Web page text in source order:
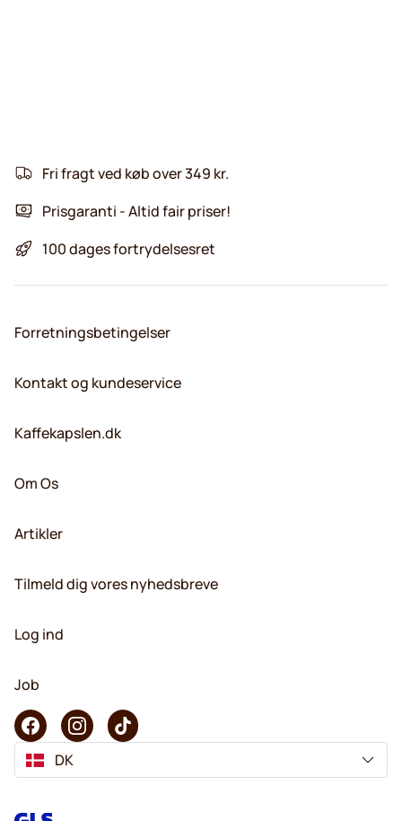
Fri fragt ved køb over 349 kr.
Prisgaranti - Altid fair priser!
100 dages fortrydelsesret
Forretningsbetingelser
Kontakt og kundeservice
Kaffekapslen.dk
Om Os
Artikler
Tilmeld dig vores nyhedsbreve
Log ind
Job
DK